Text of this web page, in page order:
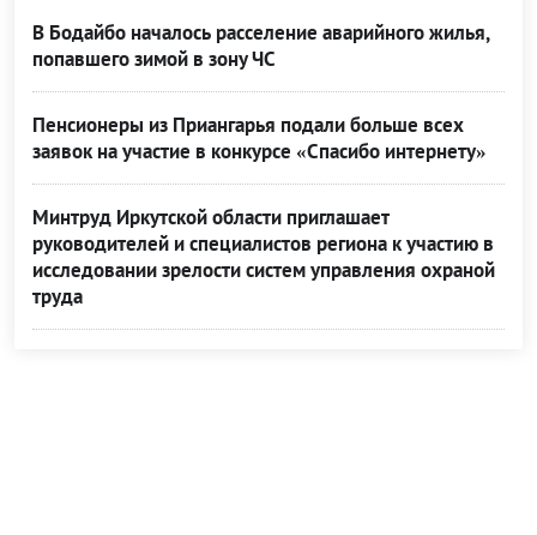
В Бодайбо началось расселение аварийного жилья,
попавшего зимой в зону ЧС
Пенсионеры из Приангарья подали больше всех
заявок на участие в конкурсе «Спасибо интернету»
Минтруд Иркутской области приглашает
руководителей и специалистов региона к участию в
исследовании зрелости систем управления охраной
труда